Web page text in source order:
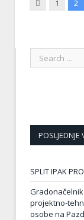
Previous
1 2
POSLJEDNJE
SPLIT IPAK
projektno-
osobe na